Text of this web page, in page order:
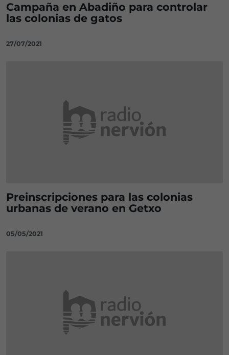
Campaña en Abadiño para controlar
las colonias de gatos
27/07/2021
Preinscripciones para las colonias
urbanas de verano en Getxo
05/05/2021